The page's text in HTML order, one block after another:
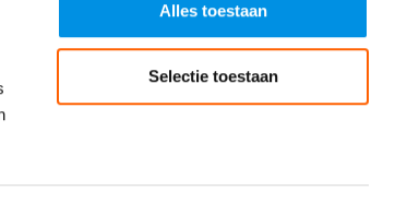
Alles toestaan
Selectie toestaan